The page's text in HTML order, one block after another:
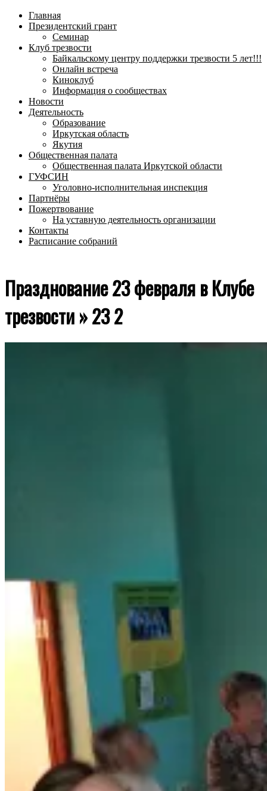
меню
Главная
Президентский грант
Семинар
Клуб трезвости
Байкальскому центру поддержки трезвости 5 лет!!!
Онлайн встреча
Киноклуб
Информация о сообществах
Новости
Деятельность
Образование
Иркутская область
Якутия
Общественная палата
Общественная палата Иркутской области
ГУФСИН
Уголовно-исполнительная инспекция
Партнёры
Пожертвование
На уставную деятельность организации
Контакты
Расписание собраний
Празднование 23 февраля в Клубе
трезвости »23 2